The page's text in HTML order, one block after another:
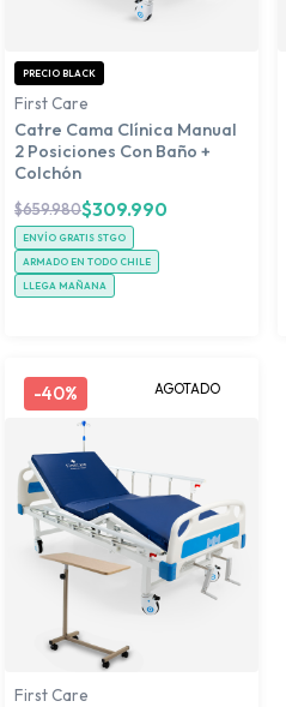
PRECIO BLACK
First Care
Catre Cama Clínica Manual
2 Posiciones Con Baño +
Colchón
$659.980$309.990
ENVÍO GRATIS STGO
ARMADO EN TODO CHILE
LLEGA MAÑANA
-40% AGOTADO
First Care